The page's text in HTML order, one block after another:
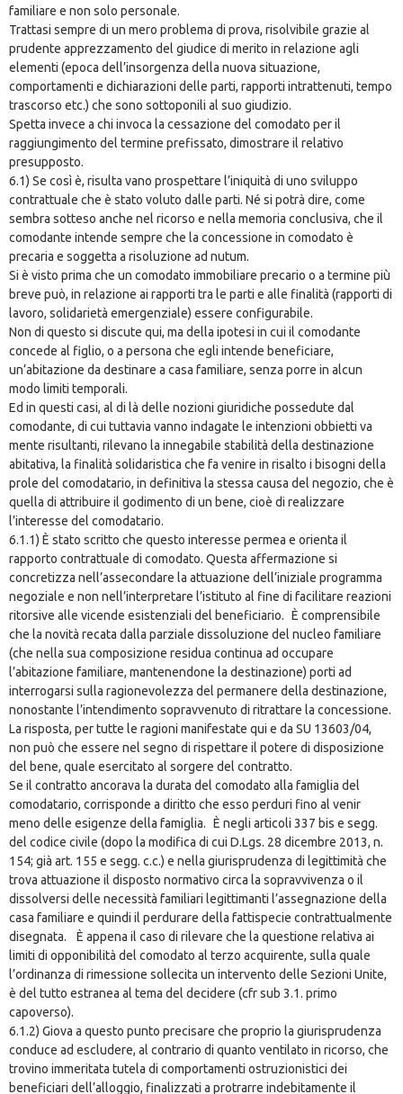
familiare e non solo personale.
Trattasi sempre di un mero problema di prova, risolvibile grazie al
prudente apprezzamento del giudice di merito in relazione agli
elementi (epoca dell’insorgenza della nuova situazione,
comportamenti e dichiarazioni delle parti, rapporti intrattenuti, tempo
trascorso etc.) che sono sottoponili al suo giudizio.
Spetta invece a chi invoca la cessazione del comodato per il
raggiungimento del termine prefissato, dimostrare il relativo
presupposto.
6.1) Se così è, risulta vano prospettare l’iniquità di uno sviluppo
contrattuale che è stato voluto dalle parti. Né si potrà dire, come
sembra sotteso anche nel ricorso e nella memoria conclusiva, che il
comodante intende sempre che la concessione in comodato è
precaria e soggetta a risoluzione ad nutum.
Si è visto prima che un comodato immobiliare precario o a termine più
breve può, in relazione ai rapporti tra le parti e alle finalità (rapporti di
lavoro, solidarietà emergenziale) essere configurabile.
Non di questo si discute qui, ma della ipotesi in cui il comodante
concede al figlio, o a persona che egli intende beneficiare,
un’abitazione da destinare a casa familiare, senza porre in alcun
modo limiti temporali.
Ed in questi casi, al di là delle nozioni giuridiche possedute dal
comodante, di cui tuttavia vanno indagate le intenzioni obbietti va
mente risultanti, rilevano la innegabile stabilità della destinazione
abitativa, la finalità solidaristica che fa venire in risalto i bisogni della
prole del comodatario, in definitiva la stessa causa del negozio, che è
quella di attribuire il godimento di un bene, cioè di realizzare
l’interesse del comodatario.
6.1.1) È stato scritto che questo interesse permea e orienta il
rapporto contrattuale di comodato. Questa affermazione si
concretizza nell’assecondare la attuazione dell’iniziale programma
negoziale e non nell’interpretare l’istituto al fine di facilitare reazioni
ritorsive alle vicende esistenziali del beneficiario. È comprensibile
che la novità recata dalla parziale dissoluzione del nucleo familiare
(che nella sua composizione residua continua ad occupare
l’abitazione familiare, mantenendone la destinazione) porti ad
interrogarsi sulla ragionevolezza del permanere della destinazione,
nonostante l’intendimento sopravvenuto di ritrattare la concessione.
La risposta, per tutte le ragioni manifestate qui e da SU 13603/04,
non può che essere nel segno di rispettare il potere di disposizione
del bene, quale esercitato al sorgere del contratto.
Se il contratto ancorava la durata del comodato alla famiglia del
comodatario, corrisponde a diritto che esso perduri fino al venir
meno delle esigenze della famiglia. È negli articoli 337 bis e segg.
del codice civile (dopo la modifica di cui D.Lgs. 28 dicembre 2013, n.
154; già art. 155 e segg. c.c.) e nella giurisprudenza di legittimità che
trova attuazione il disposto normativo circa la sopravvivenza o il
dissolversi delle necessità familiari legittimanti l’assegnazione della
casa familiare e quindi il perdurare della fattispecie contrattualmente
disegnata. È appena il caso di rilevare che la questione relativa ai
limiti di opponibilità del comodato al terzo acquirente, sulla quale
l’ordinanza di rimessione sollecita un intervento delle Sezioni Unite,
è del tutto estranea al tema del decidere (cfr sub 3.1. primo
capoverso).
6.1.2) Giova a questo punto precisare che proprio la giurisprudenza
conduce ad escludere, al contrario di quanto ventilato in ricorso, che
trovino immeritata tutela di comportamenti ostruzionistici dei
beneficiari dell’alloggio, finalizzati a protrarre indebitamente il